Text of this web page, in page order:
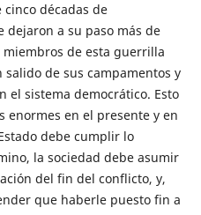
cinco décadas de
a su paso más de
de esta guerrilla
de sus campamentos y
el sistema democrático. Esto
enormes en el presente y en
debe cumplir lo
la sociedad debe asumir
del fin del conflicto, y,
que haberle puesto fin a